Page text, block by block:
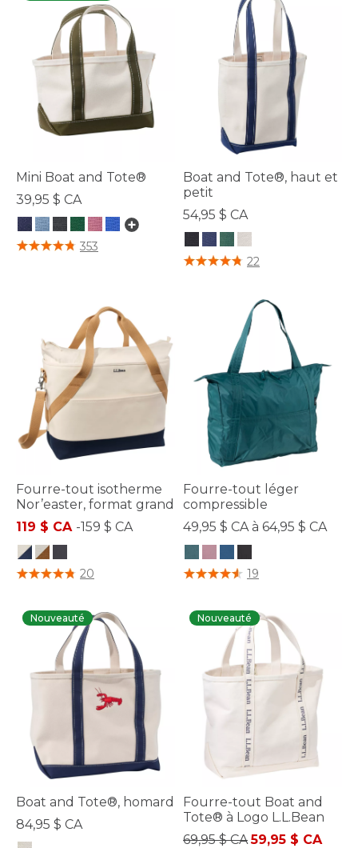
Mini Boat and Tote®
39,95 $ CA
4,2 sur 5 Évaluation des clients
353
Boat and Tote®, haut et
petit
54,95 $ CA
3,9 sur 5 Évaluation des clients
22
Fourre-tout isotherme
Nor’easter, format grand
119 $ CA -159 $ CA
3,3 sur 5 Évaluation des clients
20
Fourre-tout léger
compressible
49,95 $ CA à 64,95 $ CA
4 sur 5 Évaluation des clients
19
Nouveauté
Boat and Tote®, homard
84,95 $ CA
Nouveauté
Fourre-tout Boat and
Tote® à Logo L.L.Bean
Prix réduit de
69,95 $ CAà59,95 $ CA